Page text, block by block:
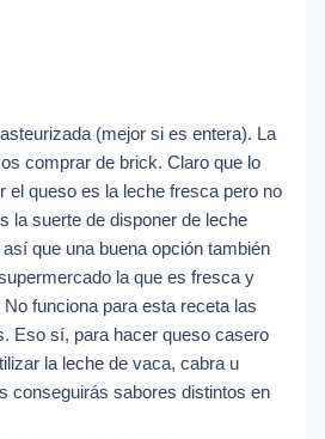
(mejor si es entera). La
comprar de brick. Claro que lo
el queso es la leche fresca pero no
la suerte de disponer de leche
que una buena opción también
la que es fresca y
funciona para esta receta las
Eso sí, para hacer queso casero
la leche de vaca, cabra u
conseguirás sabores distintos en